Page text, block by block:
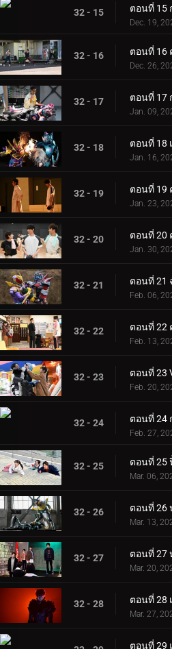
32 - 15 ตอนที่ 15
Dec. 19,
32 - 16 ตอนที่ 16
Dec. 26,
32 - 17 ตอนที่ 17
Jan. 09,
32 - 18 ตอนที่ 18
Jan. 16,
32 - 19 ตอนที่ 19
Jan. 23,
32 - 20 ตอนที่ 20
Jan. 30,
32 - 21 ตอนที่ 21
Feb. 06,
32 - 22 ตอนที่ 22
Feb. 13,
32 - 23 ตอนที่ 23
Feb. 20,
32 - 24 ตอนที่ 24
Feb. 27,
32 - 25 ตอนที่ 25
Mar. 06,
32 - 26 ตอนที่ 26
Mar. 13,
32 - 27 ตอนที่ 27
Mar. 20,
32 - 28 ตอนที่ 28
Mar. 27,
ตอนที่ 29